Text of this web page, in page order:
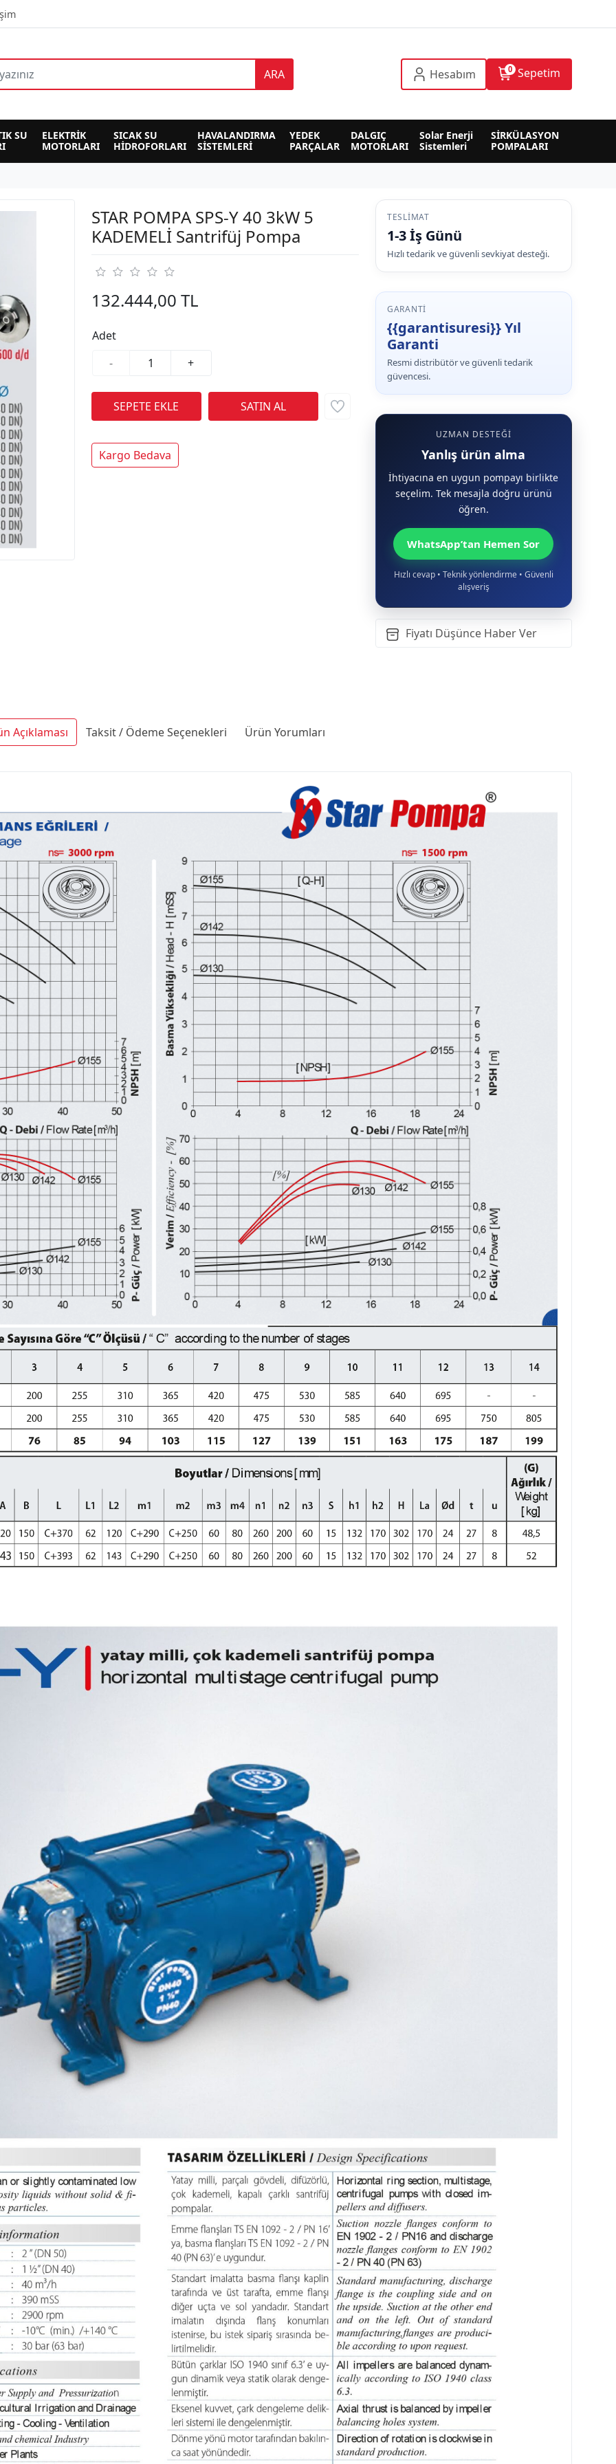
ARA Hesabım 0 Sepetim
SU
ELEKTRİK
MOTORLARI
SICAK SU
HİDROFORLARI
HAVALANDIRMA
SİSTEMLERİ
YEDEK
PARÇALAR
DALGIÇ
MOTORLARI
Solar Enerji
Sistemleri
SİRKÜLASYON
POMPALARI
STAR POMPA SPS-Y 40 3kW 5
KADEMELİ Santrifüj Pompa
132.444,00 TL
Adet
-
+
Kargo Bedava
TESLIMAT
1-3 İş Günü
Hızlı tedarik ve güvenli sevkiyat desteği.
GARANTI
{{garantisuresi}} Yıl
Garanti
Resmi distribütör ve güvenli tedarik
güvencesi.
UZMAN DESTEĞI
Yanlış ürün alma
İhtiyacına en uygun pompayı birlikte
seçelim. Tek mesajla doğru ürünü
öğren.
WhatsApp’tan Hemen Sor
Hızlı cevap • Teknik yönlendirme • Güvenli
alışveriş
Fiyatı Düşünce Haber Ver
Açıklaması Taksit / Ödeme Seçenekleri Ürün Yorumları